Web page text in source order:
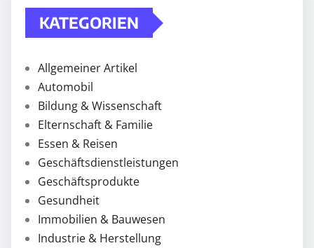
KATEGORIEN
Allgemeiner Artikel
Automobil
Bildung & Wissenschaft
Elternschaft & Familie
Essen & Reisen
Geschäftsdienstleistungen
Geschäftsprodukte
Gesundheit
Immobilien & Bauwesen
Industrie & Herstellung